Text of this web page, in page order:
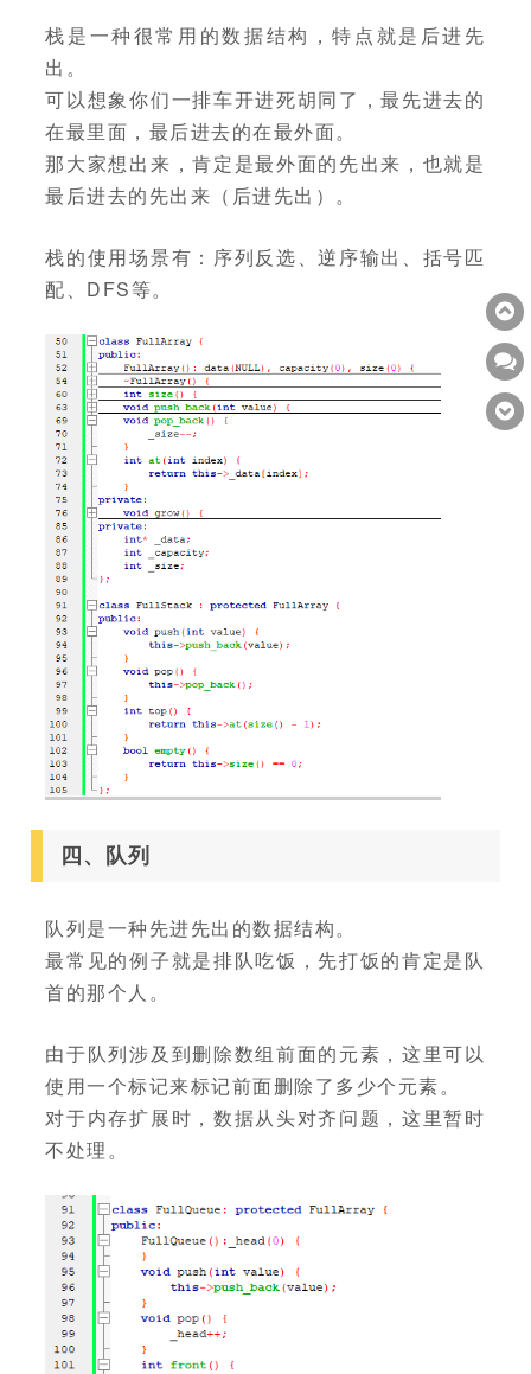
栈是一种很常用的数据结构，特点就是后进先
出。
可以想象你们一排车开进死胡同了，最先进去的
在最里面，最后进去的在最外面。
那大家想出来，肯定是最外面的先出来，也就是
最后进去的先出来（后进先出）。
栈的使用场景有：序列反选、逆序输出、括号匹
配、DFS等。
四、队列
队列是一种先进先出的数据结构。
最常见的例子就是排队吃饭，先打饭的肯定是队
首的那个人。
由于队列涉及到删除数组前面的元素，这里可以
使用一个标记来标记前面删除了多少个元素。
对于内存扩展时，数据从头对齐问题，这里暂时
不处理。